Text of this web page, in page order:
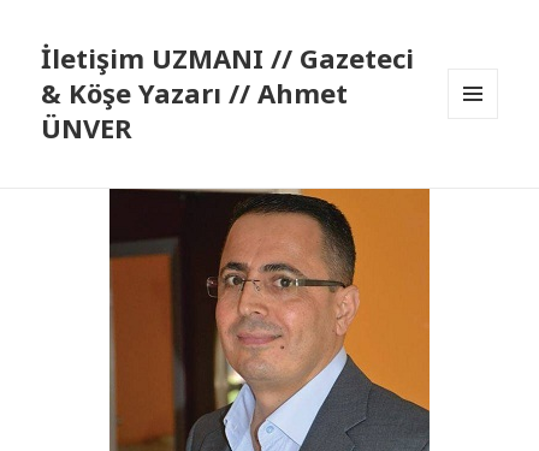
İletişim UZMANI // Gazeteci
& Köşe Yazarı // Ahmet
ÜNVER